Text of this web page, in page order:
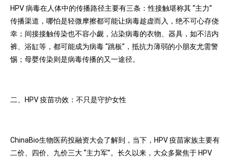
HPV 病毒在人体中的传播路径主要有三条：性接触堪称其 “主力”
传播渠道，哪怕是轻微摩擦都可能让病毒趁虚而入，绝不可心存侥
幸；间接接触传染也不容小觑，沾染病毒的衣物、器具，如不洁内
裤、浴缸等，都可能成为病毒 “跳板”，抵抗力薄弱的小朋友尤需警
惕；母婴传染则是病毒传播的又一途径。
二、HPV 疫苗功效：不只是守护女性
ChinaBio生物医药投融资大会了解到，当下，HPV 疫苗家族主要有
二价、四价、九价三大 “主力军”。长久以来，大众多聚焦于 HPV